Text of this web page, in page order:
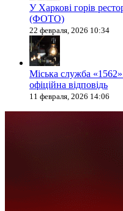
У Харкові горів
(ФОТО)
22 февраля, 2026 10:34
Міська служба «1562»
офіційна відповідь
11 февраля, 2026 14:06